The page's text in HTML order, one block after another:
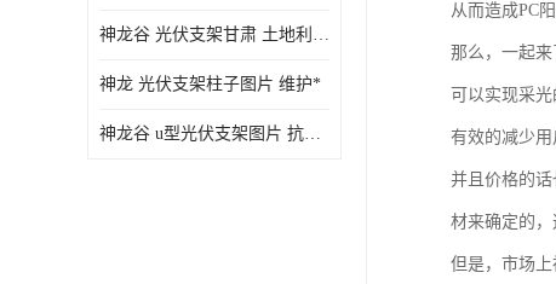
神龙谷 光伏支架甘肃 土地利用率高
神龙 光伏支架柱子图片 维护*
神龙谷 u型光伏支架图片 抗紫外线
从而造成PC
那么，一起
可以实现采
有效的减少用
并且价格的
材来确定的，
但是，市场上